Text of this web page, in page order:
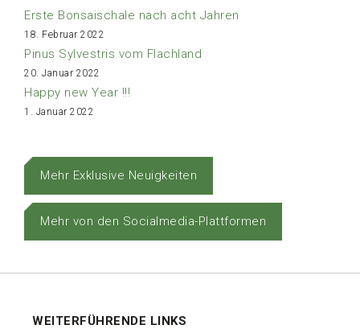
Erste Bonsaischale nach acht Jahren
18. Februar 2022
Pinus Sylvestris vom Flachland
20. Januar 2022
Happy new Year !!!
1. Januar 2022
Mehr Exklusive Neuigkeiten
Mehr von den Socialmedia-Plattformen
WEITERFÜHRENDE LINKS